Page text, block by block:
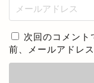
次回のコメント
前、メールアドレ